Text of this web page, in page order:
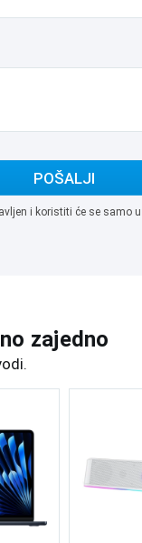
POŠALJI
i koristiti će se samo
zajedno